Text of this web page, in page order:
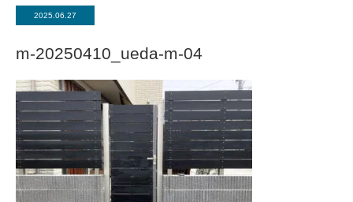
2025.06.27
m-20250410_ueda-m-04